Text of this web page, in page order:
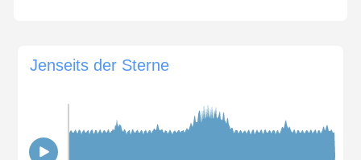
Jenseits der Sterne